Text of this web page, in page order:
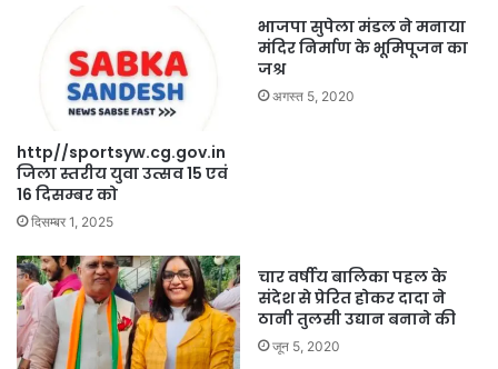
http//sportsyw.cg.gov.in
जिला स्तरीय युवा उत्सव 15 एवं
16 दिसम्बर को
दिसम्बर 1, 2025
भाजपा सुपेला मंडल ने मनाया
मंदिर निर्माण के भूमिपूजन का
जश्र
अगस्त 5, 2020
चार वर्षीय बालिका पहल के
संदेश से प्रेरित होकर दादा ने
ठानी तुलसी उद्यान बनाने की
जून 5, 2020